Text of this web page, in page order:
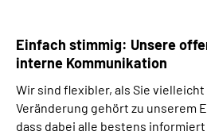
Einfach stimmig: Unsere
interne Kommunikation
Wir sind flexibler, als Sie
Veränderung gehört zu unserem
dass dabei alle bestens